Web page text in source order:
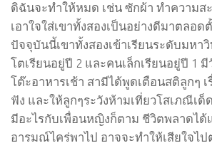
ดิฉันจะทำให้หมด เช่น ซักผ้า ทำความส
เอาใจใส่เขาทั้งสองเป็นอย่างดีมาตลอด
ปัจจุบันนี้เขาทั้งสองเข้าเรียนระดับมหา
โตเรียนอยู่ปี 2 และคนเล็กเรียนอยู่ปี 1
โต๊ะอาหารเช้า สามีได้พูดเตือนสติลูกๆ เ
ฟัง และให้ลูกๆระวังห้ามเที่ยวโสเภณีเ
มีอะไรกับเพื่อนหญิงก็ตาม ชีวิตพลาดได้
อารมณ์ไคร่พาไป อาจจะทำให้เสียใจไ